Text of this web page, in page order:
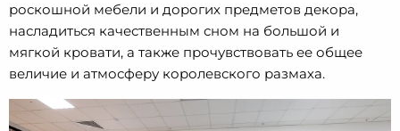
роскошной мебели и дорогих предметов декора,
насладиться качественным сном на большой и
мягкой кровати, а также прочувствовать ее общее
величие и атмосферу королевского размаха.